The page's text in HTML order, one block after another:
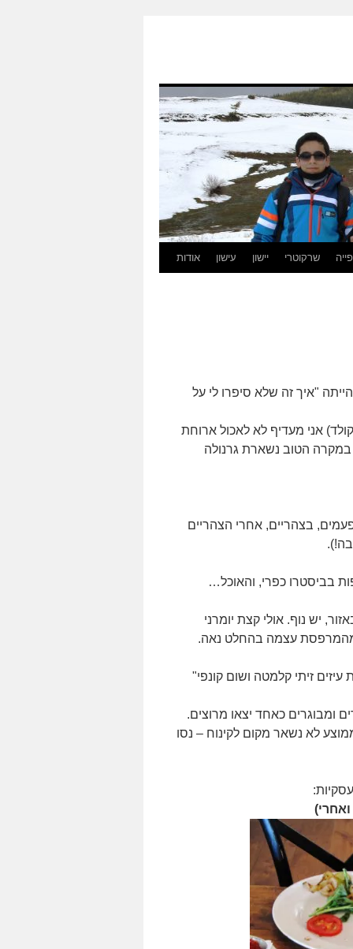
אודות עישון יישון שרקוטרי
"איך זה שלא סיפרו לי על
אני מעדיף לא לאכול ארוחת
הטוב נשארת גרנולה
ובסה"כ עברה פחות מחצי שנה, הספקתי לאכול שם עוד 3 פעמים, בצהריים, אחרי הצהריים
בביסטרו כפרי, והאוכל…
יש נוף. אולי קצת יומרני
מהמרפסת עצמה בהחלט נאה.
עיזים זיתי קלמטה ושום קונפי"
ומבוגרים כאחד יצאו מרוצים.
לא נשאר מקום לקינוח – נסו